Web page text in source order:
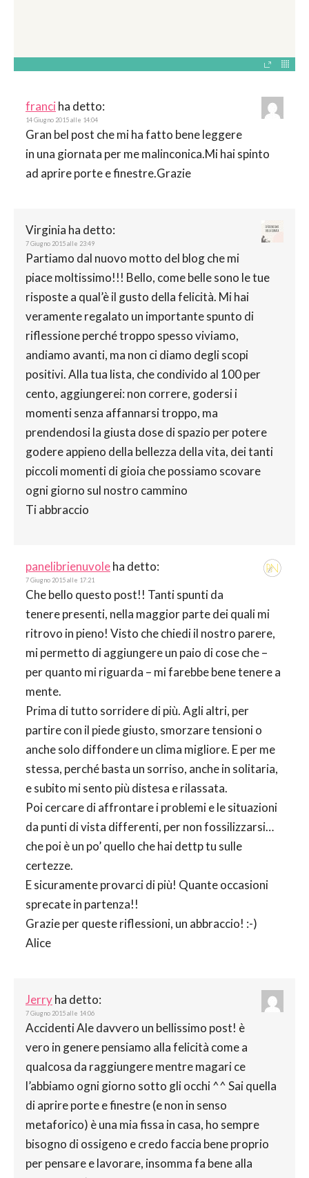
franci ha detto:
14 Giugno 2015 alle 14:04
Gran bel post che mi ha fatto bene leggere
in una giornata per me malinconica.Mi hai spinto
ad aprire porte e finestre.Grazie
Virginia ha detto:
7 Giugno 2015 alle 23:49
Partiamo dal nuovo motto del blog che mi
piace moltissimo!!! Bello, come belle sono le tue
risposte a qual’è il gusto della felicità. Mi hai
veramente regalato un importante spunto di
riflessione perché troppo spesso viviamo,
andiamo avanti, ma non ci diamo degli scopi
positivi. Alla tua lista, che condivido al 100 per
cento, aggiungerei: non correre, godersi i
momenti senza affannarsi troppo, ma
prendendosi la giusta dose di spazio per potere
godere appieno della bellezza della vita, dei tanti
piccoli momenti di gioia che possiamo scovare
ogni giorno sul nostro cammino
Ti abbraccio
panelibrienuvoleha detto:
7 Giugno 2015 alle 17:21
Che bello questo post!! Tanti spunti da
tenere presenti, nella maggior parte dei quali mi
ritrovo in pieno! Visto che chiedi il nostro parere,
mi permetto di aggiungere un paio di cose che –
per quanto mi riguarda – mi farebbe bene tenere a
mente.
Prima di tutto sorridere di più. Agli altri, per
partire con il piede giusto, smorzare tensioni o
anche solo diffondere un clima migliore. E per me
stessa, perché basta un sorriso, anche in solitaria,
e subito mi sento più distesa e rilassata.
Poi cercare di affrontare i problemi e le situazioni
da punti di vista differenti, per non fossilizzarsi…
che poi è un po’ quello che hai dettp tu sulle
certezze.
E sicuramente provarci di più! Quante occasioni
sprecate in partenza!!
Grazie per queste riflessioni, un abbraccio! :-)
Alice
Jerryha detto:
7 Giugno 2015 alle 14:06
Accidenti Ale davvero un bellissimo post! è
vero in genere pensiamo alla felicità come a
qualcosa da raggiungere mentre magari ce
l’abbiamo ogni giorno sotto gli occhi ^^ Sai quella
di aprire porte e finestre (e non in senso
metaforico) è una mia fissa in casa, ho sempre
bisogno di ossigeno e credo faccia bene proprio
per pensare e lavorare, insomma fa bene alla